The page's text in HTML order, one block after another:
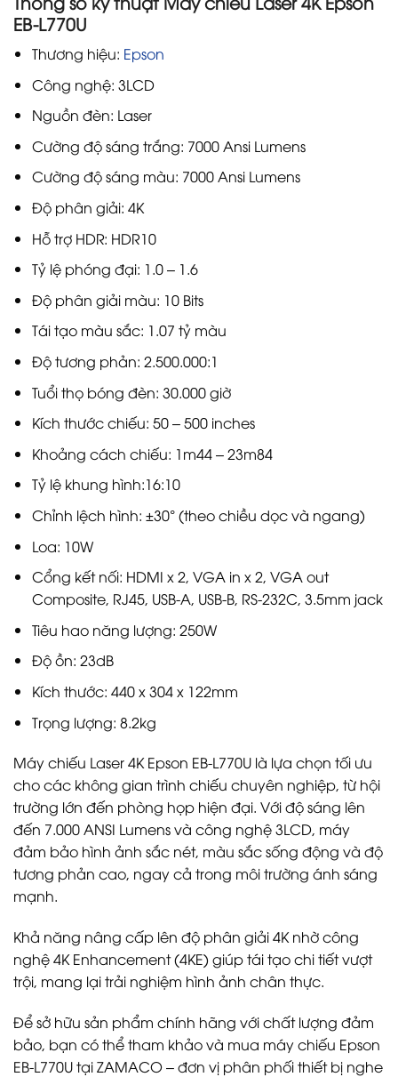
EB-L770U
Thương hiệu: Epson
Công nghệ: 3LCD
Nguồn đèn: Laser
Cường độ sáng trắng: 7000 Ansi Lumens
Cường độ sáng màu: 7000 Ansi Lumens
Độ phân giải: 4K
Hỗ trợ HDR: HDR10
Tỷ lệ phóng đại: 1.0 – 1.6
Độ phân giải màu: 10 Bits
Tái tạo màu sắc: 1.07 tỷ màu
Độ tương phản: 2.500.000:1
Tuổi thọ bóng đèn: 30.000 giờ
Kích thước chiếu: 50 – 500 inches
Khoảng cách chiếu: 1m44 – 23m84
Tỷ lệ khung hình:16:10
Chỉnh lệch hình: ±30° (theo chiều dọc và ngang)
Loa: 10W
Cổng kết nối: HDMI x 2, VGA in x 2, VGA out
Composite, RJ45, USB-A, USB-B, RS-232C, 3.5mm jack
Tiêu hao năng lượng: 250W
Độ ồn: 23dB
Kích thước: 440‎ x 304 x 122mm
Trọng lượng: 8.2kg
Máy chiếu Laser 4K Epson EB-L770U là lựa chọn tối ưu
cho các không gian trình chiếu chuyên nghiệp, từ hội
trường lớn đến phòng họp hiện đại. Với độ sáng lên
đến 7.000 ANSI Lumens và công nghệ 3LCD, máy
đảm bảo hình ảnh sắc nét, màu sắc sống động và độ
tương phản cao, ngay cả trong môi trường ánh sáng
mạnh.
Khả năng nâng cấp lên độ phân giải 4K nhờ công
nghệ 4K Enhancement (4KE) giúp tái tạo chi tiết vượt
trội, mang lại trải nghiệm hình ảnh chân thực.
Để sở hữu sản phẩm chính hãng với chất lượng đảm
bảo, bạn có thể tham khảo và mua máy chiếu Epson
EB-L770U tại ZAMACO – đơn vị phân phối thiết bị nghe